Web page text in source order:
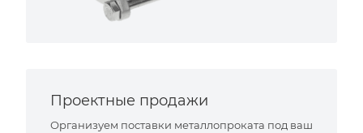
Проектные продажи
Организуем поставки металлопроката под ваш